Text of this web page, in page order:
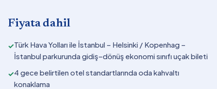
Fiyata dahil
✓Türk Hava Yolları ile İstanbul – Helsinki / Kopenhag –
İstanbul parkurunda gidiş–dönüş ekonomi sınıfı uçak bileti
✓4 gece belirtilen otel standartlarında oda kahvaltı
konaklama